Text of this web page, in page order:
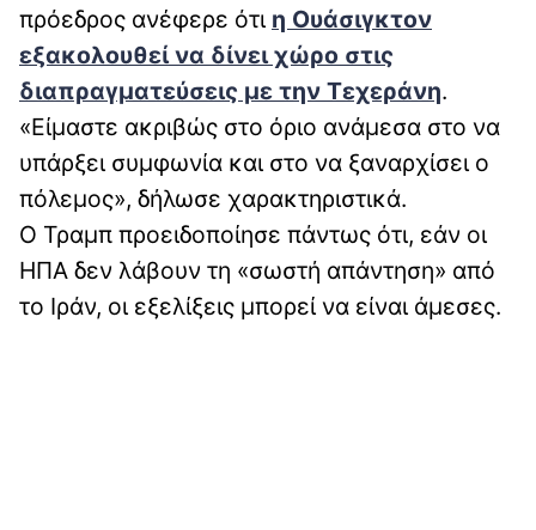
πρόεδρος ανέφερε ότι η Ουάσιγκτον
εξακολουθεί να δίνει χώρο στις
διαπραγματεύσεις με την Τεχεράνη.
«Είμαστε ακριβώς στο όριο ανάμεσα στο να
υπάρξει συμφωνία και στο να ξαναρχίσει ο
πόλεμος», δήλωσε χαρακτηριστικά.
Ο Τραμπ προειδοποίησε πάντως ότι, εάν οι
ΗΠΑ δεν λάβουν τη «σωστή απάντηση» από
το Ιράν, οι εξελίξεις μπορεί να είναι άμεσες.